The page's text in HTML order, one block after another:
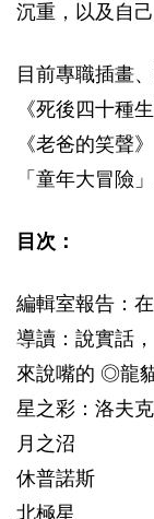
沉重，以及自己
目前專職插畫
《死後四十種
《老爸的笑聲
「童年大冒險」
目次：
編輯室報告：
導讀：說實話
來說嘴的 ◎龍
星之彩：洛夫
月之沼
休普諾斯
北極星